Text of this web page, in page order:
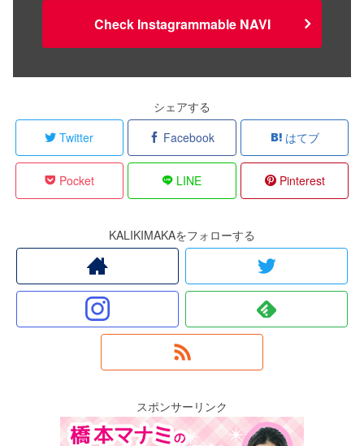
Check Instagrammable NAVI
シェアする
Twitter
Facebook はてブ
Pocket LINE Pinterest
KALIKIMAKAをフォローする
スポンサーリンク